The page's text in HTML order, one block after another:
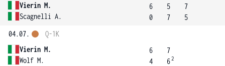
Vierin M.
Scagnelli A.
6
0
5
7
7
5
04.07.
Vierin M.
Wolf M.
Q-1K
6
4
7
62